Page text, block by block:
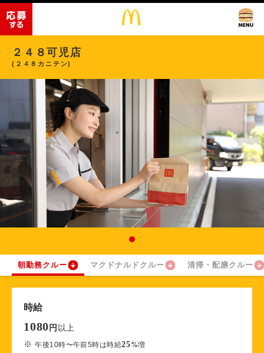
２４８可児店
(２４８カニテン)
朝勤務クルー マクドナルドクルー 清掃・配膳クルー
時給
1080 円 以上
※午後10時〜午前5時は時給25%増